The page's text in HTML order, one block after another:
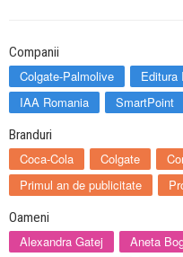
Companii
Colgate-Palmolive Editura
IAA Romania
SmartPoint
Branduri
Coca-Cola Colgate
Primul an de publicitate
Oameni
Alexandra Gatej Aneta